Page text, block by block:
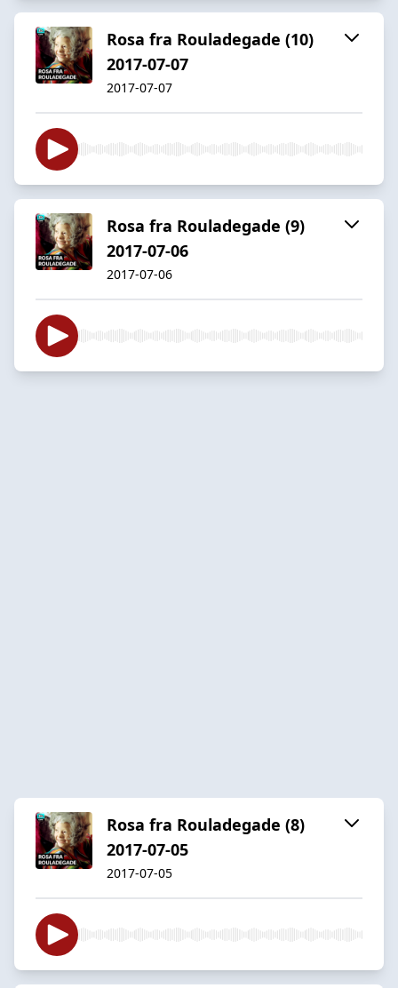
Rosa fra Rouladegade (10)
2017-07-07
2017-07-07
Rosa fra Rouladegade (9)
2017-07-06
2017-07-06
Rosa fra Rouladegade (8)
2017-07-05
2017-07-05